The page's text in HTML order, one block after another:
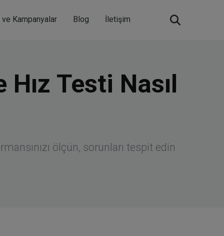
Kampanyalar Blog İletişim
Testi Nasıl
ölçün, sorunları tespit edin